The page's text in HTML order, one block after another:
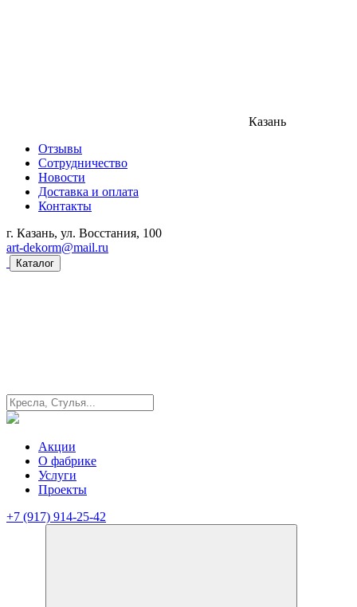
Казань
Отзывы
Сотрудничество
Новости
Доставка и оплата
Контакты
г. Казань, ул. Восстания, 100
art-dekorm@mail.ru
Каталог
Акции
О фабрике
Услуги
Проекты
+7 (917) 914-25-42